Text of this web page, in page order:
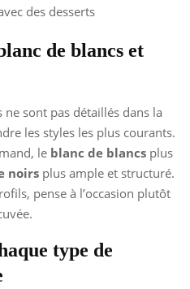
des desserts
de blancs et
sont pas détaillés dans la
les styles les plus courants.
le blanc de blancs plus
noirs plus ample et structuré.
pense à l’occasion plutôt
type de